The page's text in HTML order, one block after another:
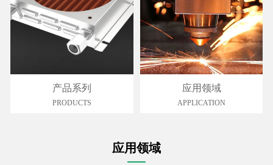
产品系列
PRODUCTS
应用领域
APPLICATION
应用领域